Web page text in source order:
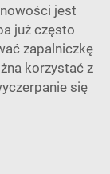
jest
już często
zapalniczkę
korzystać z
się